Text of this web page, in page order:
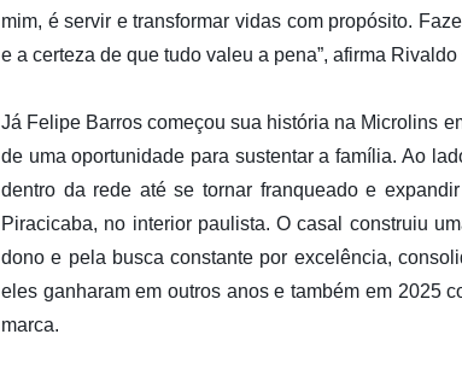
mim, é servir e transformar vidas com propósito.
e a certeza de que tudo valeu a pena”, afirma Rivaldo
Já Felipe Barros começou sua história na Microlins
de uma oportunidade para sustentar a família. Ao
dentro da rede até se tornar franqueado e
Piracicaba, no interior paulista. O casal construiu
dono e pela busca constante por excelência,
eles ganharam em outros anos e também em 2025
marca.